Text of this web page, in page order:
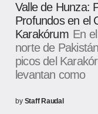
Valle de Hunza:
Profundos en el
Karakórum En
norte de
picos del
levantan como
by Staff Raudal